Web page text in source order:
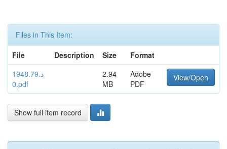
Files in This Item:
File
Description Size
Format
د.1948.79
0.pdf
2.94
MB
Adobe
PDF
View/Open
Show full item record